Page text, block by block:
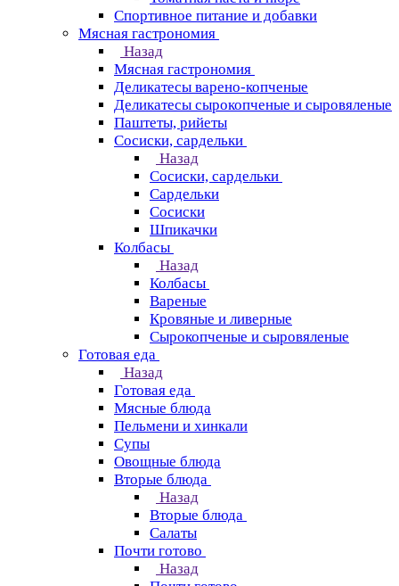
Спортивное питание и добавки
Мясная гастрономия
Назад
Мясная гастрономия
Деликатесы варено-копченые
Деликатесы сырокопченые и сыровяленые
Паштеты, рийеты
Сосиски, сардельки
Назад
Сосиски, сардельки
Сардельки
Сосиски
Шпикачки
Колбасы
Назад
Колбасы
Вареные
Кровяные и ливерные
Сырокопченые и сыровяленые
Готовая еда
Назад
Готовая еда
Мясные блюда
Пельмени и хинкали
Супы
Овощные блюда
Вторые блюда
Назад
Вторые блюда
Салаты
Почти готово
Назад